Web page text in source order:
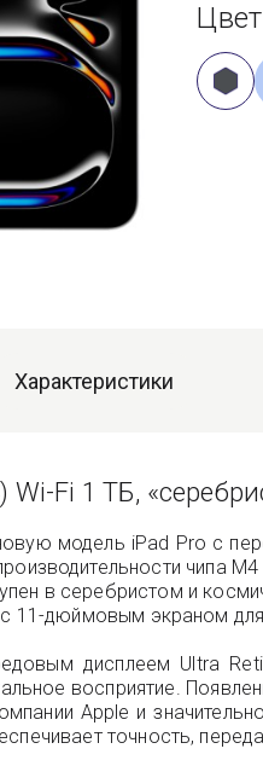
Цвет
Характеристики
Wi-Fi 1 TБ,
модель iPad Pro с
чипа
в серебристом и
дюймовым экраном для
дисплеем Ultra
восприятие.
Apple и
точность,